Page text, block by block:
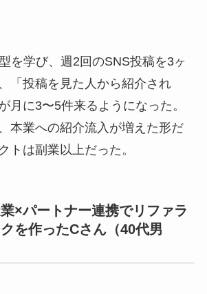
を学び、週2回のSNS投稿を3ヶ
「投稿を見た人から紹介され
月に3〜5件来るようになった。
本業への紹介流入が増えた形だ
トは副業以上だった。
パートナー連携でリファラ
を作ったCさん（40代男